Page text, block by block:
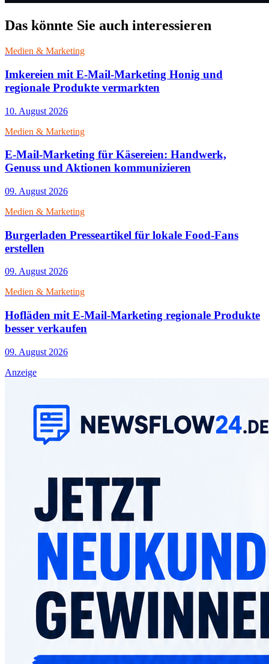
Das könnte Sie auch interessieren
Medien & Marketing
Imkereien mit E-Mail-Marketing Honig und
regionale Produkte vermarkten
10. August 2026
Medien & Marketing
E-Mail-Marketing für Käsereien: Handwerk,
Genuss und Aktionen kommunizieren
09. August 2026
Medien & Marketing
Burgerladen Presseartikel für lokale Food-Fans
erstellen
09. August 2026
Medien & Marketing
Hofläden mit E-Mail-Marketing regionale Produkte
besser verkaufen
09. August 2026
Anzeige